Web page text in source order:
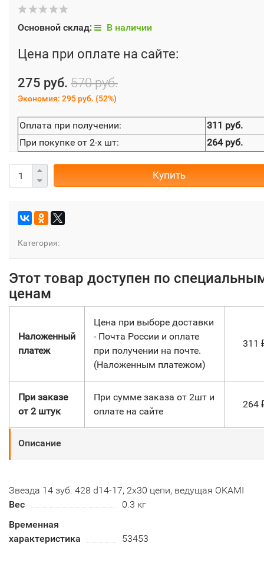
Основной склад: В наличии
Цена при оплате на сайте:
275 руб. 570 руб.
Экономия: 295 руб. (52%)
Оплата при получении:
311 руб.
При покупке от 2-х шт:
264 руб.
Купить
Категория:
Этот товар доступен по
ценам
Наложенный
платеж
Цена при выборе доставки
- Почта России и оплате
при получении на почте.
(Наложенным платежом)
311
При заказе
от 2 штук
При сумме заказа от 2шт и
оплате на сайте
264
Описание
Звезда 14 зуб. 428 d14-17, 2х30 цепи, ведущая OKAMI
Вес
0.3 кг
Временная
характеристика
53453